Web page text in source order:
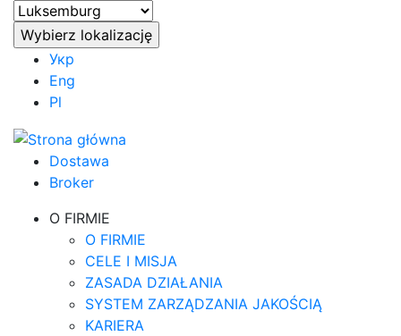
Укр
Eng
Pl
Dostawa
Broker
O FIRMIE
O FIRMIE
CELE I MISJA
ZASADA DZIAŁANIA
SYSTEM ZARZĄDZANIA JAKOŚCIĄ
KARIERA